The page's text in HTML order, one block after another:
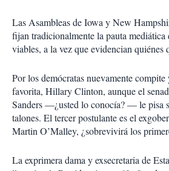
Las Asambleas de Iowa y New
fijan tradicionalmente la pauta mediática
viables, a la vez que evidencian quiénes
Por los demócratas nuevamente
favorita, Hillary Clinton, aunque el
Sanders —¿usted lo conocía? — le pisa
talones. El tercer postulante es el
Martin O’Malley, ¿sobrevivirá los
La exprimera dama y exsecretaria de